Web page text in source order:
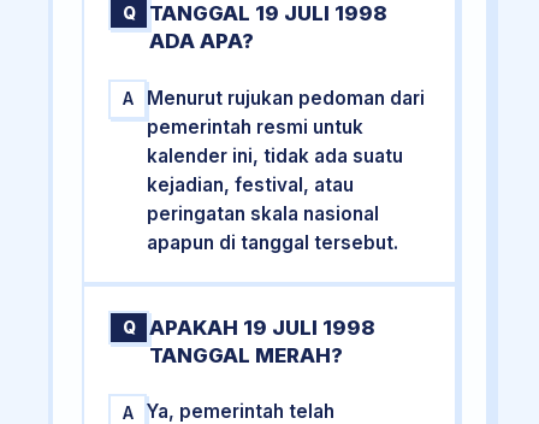
Q
TANGGAL 19 JULI 1998
ADA APA?
A
Menurut rujukan pedoman dari
pemerintah resmi untuk
kalender ini, tidak ada suatu
kejadian, festival, atau
peringatan skala nasional
apapun di tanggal tersebut.
Q
APAKAH 19 JULI 1998
TANGGAL MERAH?
A
Ya, pemerintah telah